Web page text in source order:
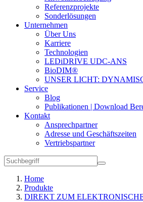
Referenzprojekte
Sonderlösungen
Unternehmen
Über Uns
Karriere
Technologien
LEDiDRIVE UDC-ANS
BioDIM®
UNSER LICHT:
Service
Blog
Publikationen | Download
Kontakt
Ansprechpartner
Adresse und Geschäftszeiten
Vertriebspartner
Home
Produkte
DIREKT ZUM